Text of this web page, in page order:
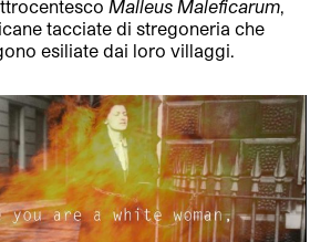
Malleus Maleficarum,
tacciate di stregoneria che
esiliate dai loro villaggi.